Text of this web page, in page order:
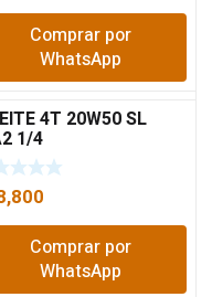
Comprar por
WhatsApp
4T 20W50 SL
1/4
Comprar por
WhatsApp